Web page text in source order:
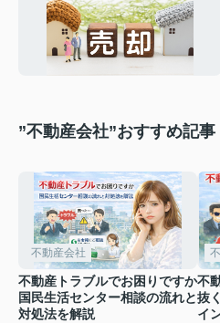
”不動産会社”おすすめ記事
不動産会社
不動産トラブルでお困りですか
国民生活センター相談の流れと
対処法を解説
不
抜
イ